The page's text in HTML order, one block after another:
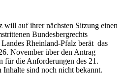
auf ihrer nächsten Sitzung einen
Bundesbergrechts
Rheinland-Pfalz berät das
November über den Antrag
für die Anforderungen des 21.
Inhalte sind noch nicht bekannt.